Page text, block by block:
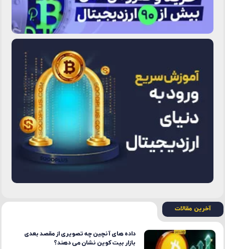
آخرین مقالات
داده ‌های آنچین چه تصویری از مقصد بعدی
بازار بیت ‌کوین نشان می ‌دهند؟